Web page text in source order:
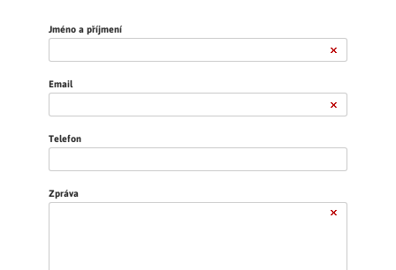
Jméno a příjmení
Email
Telefon
Zpráva